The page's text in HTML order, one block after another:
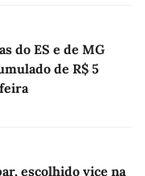
do ES e de MG
de R$ 5
escolhido vice na